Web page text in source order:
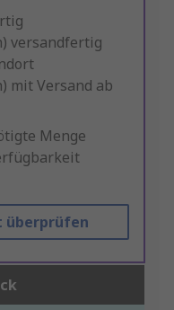
versandfertig
mit Versand ab
Menge